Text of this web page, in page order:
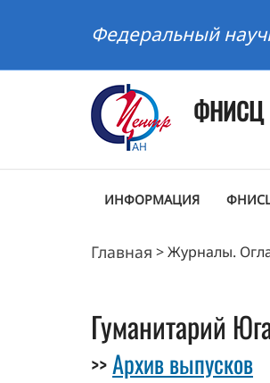
Федеральный
ФНИСЦ
ИНФОРМАЦИЯ
Главная >Журналы.
Гуманитарий
>>Архив выпусков